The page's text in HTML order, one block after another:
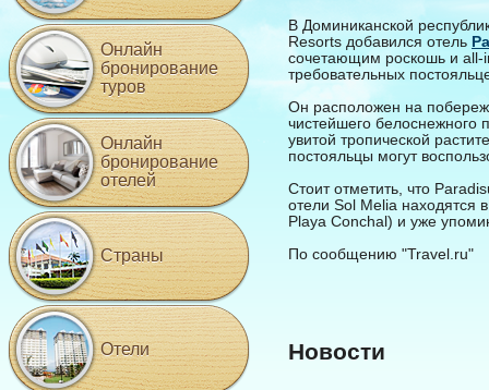
В Доминиканской
Resorts добавился отель
сочетающим роскошь и all-
требовательных
Он расположен на
чистейшего белоснежного
увитой тропической
постояльцы могут
Стоит отметить, что
отели Sol Melia находятся
Playa Conchal) и уже
По сообщению "Travel.ru"
Новости
Онлайн
бронирование
туров
Онлайн
бронирование
отелей
Страны
Отели